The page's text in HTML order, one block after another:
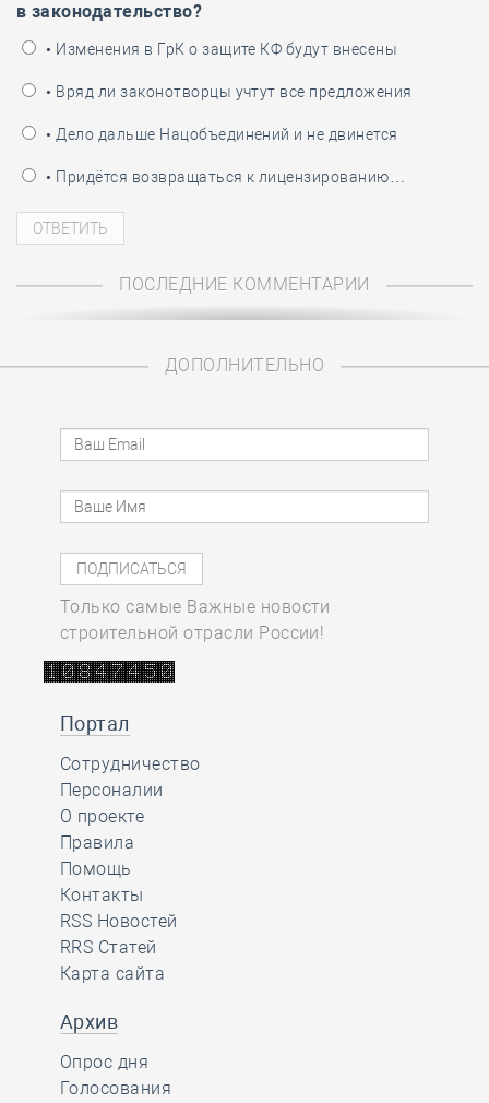
в законодательство?
• Изменения в ГрК о защите КФ будут внесены
• Вряд ли законотворцы учтут все предложения
• Дело дальше Нацобъединений и не двинется
• Придётся возвращаться к лицензированию…
ПОСЛЕДНИЕ КОММЕНТАРИИ
ДОПОЛНИТЕЛЬНО
Только самые Важные новости
строительной отрасли России!
Портал
Сотрудничество
Персоналии
О проекте
Правила
Помощь
Контакты
RSS Новостей
RRS Статей
Карта сайта
Архив
Опрос дня
Голосования